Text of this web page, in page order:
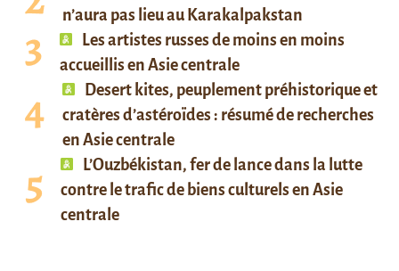
n’aura pas lieu au Karakalpakstan
Les artistes russes de moins en moins
accueillis en Asie centrale
Desert kites, peuplement préhistorique et
cratères d’astéroïdes : résumé de recherches
en Asie centrale
L’Ouzbékistan, fer de lance dans la lutte
contre le trafic de biens culturels en Asie
centrale